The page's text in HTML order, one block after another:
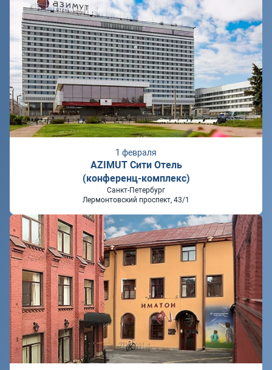
1 февраля
AZIMUT Сити Отель
(конференц-комплекс)
Санкт-Петербург
Лермонтовский проспект, 43/1